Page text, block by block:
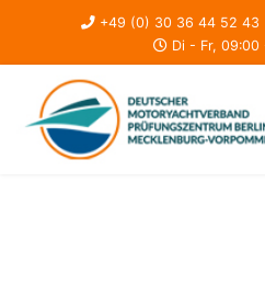
+49 (0) 30 36 44 52 43
Di - Fr, 09:00